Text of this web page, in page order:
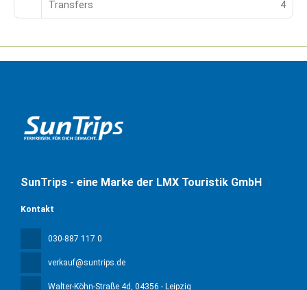
Transfers 4
SunTrips - eine Marke der LMX Touristik GmbH
Kontakt
030-887 117 0
verkauf@suntrips.de
Walter-Köhn-Straße 4d , 04356 - Leipzig